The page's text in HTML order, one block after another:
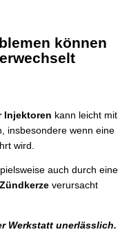
können
Injektoren kann leicht mit
insbesondere wenn eine
wird.
auch durch eine
verursacht
Werkstatt unerlässlich.